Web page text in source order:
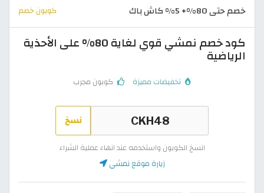
خصم حتى 80%+ 5% كاش باك كوبون خصم
كود خصم نمشي قوي لغاية 80% على الأحذية
الرياضية
تخفيضات مميزة كوبون مجرب
نسخ
انسخ الكوبون واستخدمه عند انهاء عملية الشراء
زيارة موقع نمشي